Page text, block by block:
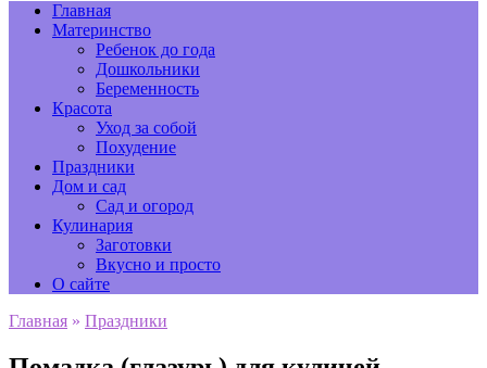
Главная
Материнство
Ребенок до года
Дошкольники
Беременность
Красота
Уход за собой
Похудение
Праздники
Дом и сад
Сад и огород
Кулинария
Заготовки
Вкусно и просто
О сайте
Главная » Праздники